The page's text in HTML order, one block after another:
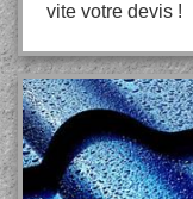
vite votre devis !